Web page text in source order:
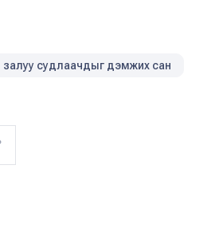
залуу судлаачдыг дэмжих сан